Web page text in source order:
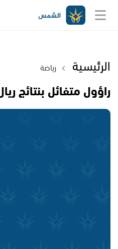
الرئيسية رياضة
راؤول متفائل بنتائج